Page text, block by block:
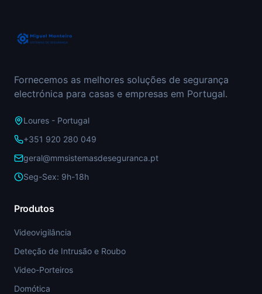
Fornecemos as melhores soluções de segurança
electrónica para casas e empresas em Portugal.
Loures - Portugal
+351 920 280 049
geral@mmsistemasdeseguranca.pt
Seg-Sex: 9h-18h
Produtos
Videovigilância
Deteção de Intrusão e Roubo
Video-Porteiros
Domótica